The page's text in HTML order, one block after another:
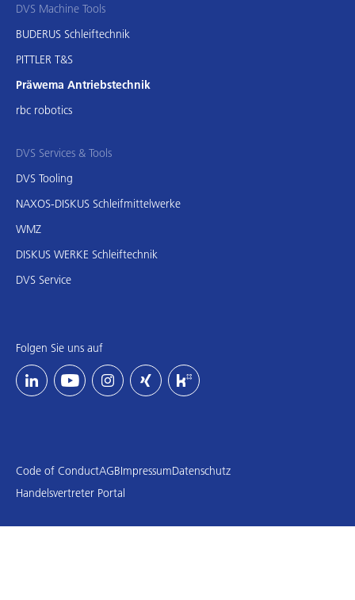
DVS Machine Tools
BUDERUS Schleiftechnik
PITTLER T&S
Präwema Antriebstechnik
rbc robotics
DVS Services & Tools
DVS Tooling
NAXOS-DISKUS Schleifmittelwerke
WMZ
DISKUS WERKE Schleiftechnik
DVS Service
Folgen Sie uns auf
Code of ConductAGBImpressumDatenschutz
Handelsvertreter Portal